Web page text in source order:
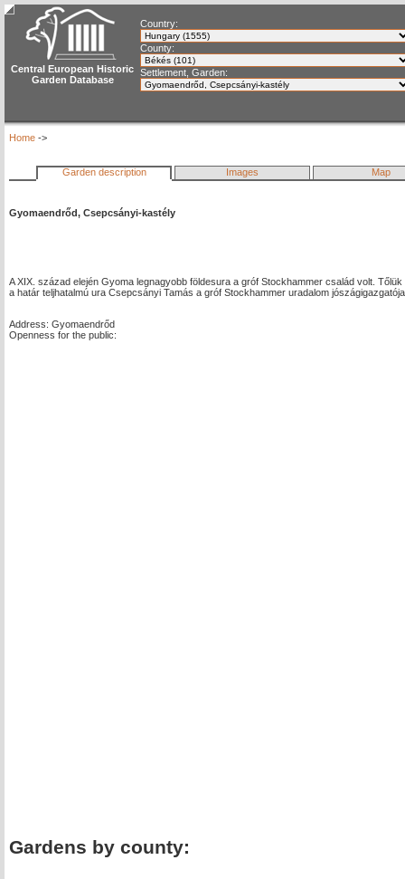
Central European Historic
Garden Database
Country:
County:
Settlement, Garden:
Home ->
Garden description Images Map
Gyomaendrőd, Csepcsányi-kastély
A XIX. század elején Gyoma legnagyobb földesura a gróf Stockhammer család volt.
a határ teljhatalmú ura Csepcsányi Tamás a gróf Stockhammer uradalom
Address: Gyomaendrőd
Openness for the public:
Gardens by county: